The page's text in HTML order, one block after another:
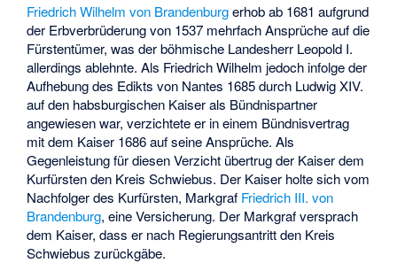
Friedrich Wilhelm von Brandenburgerhob ab 1681 aufgrund
der Erbverbrüderung von 1537 mehrfach Ansprüche auf die
Fürstentümer, was der böhmische Landesherr Leopold I.
allerdings ablehnte. Als Friedrich Wilhelm jedoch infolge der
Aufhebung des Edikts von Nantes 1685 durch Ludwig XIV.
auf den habsburgischen Kaiser als Bündnispartner
angewiesen war, verzichtete er in einem Bündnisvertrag
mit dem Kaiser 1686 auf seine Ansprüche. Als
Gegenleistung für diesen Verzicht übertrug der Kaiser dem
Kurfürsten den Kreis Schwiebus. Der Kaiser holte sich vom
Nachfolger des Kurfürsten, Markgraf Friedrich III. von
Brandenburg, eine Versicherung. Der Markgraf versprach
dem Kaiser, dass er nach Regierungsantritt den Kreis
Schwiebus zurückgäbe.